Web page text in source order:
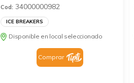
Cod: 34000000982
ICE BREAKERS
Disponible en local seleccionado
Comprar